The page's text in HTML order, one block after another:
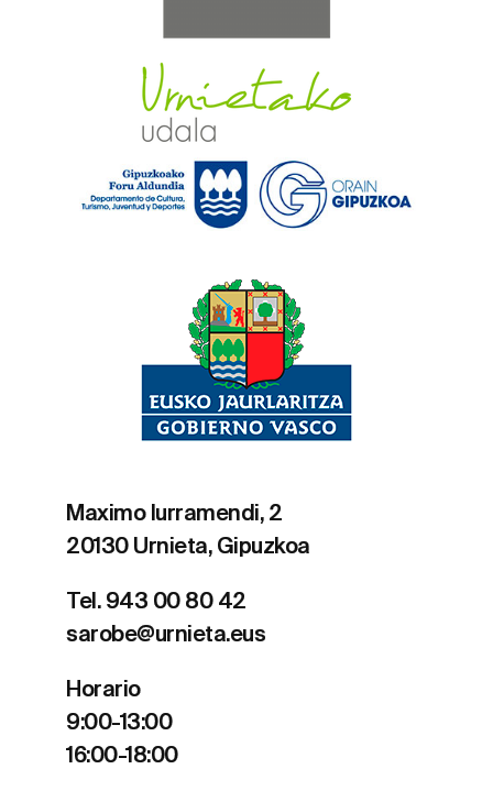
Maximo Iurramendi, 2
20130 Urnieta, Gipuzkoa
Tel. 943 00 80 42
sarobe@urnieta.eus
Horario
9:00-13:00
16:00-18:00